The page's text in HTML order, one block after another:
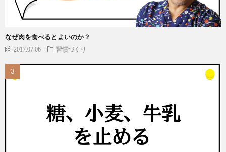
なぜ肉を食べるとよいのか？
2017.07.06 習慣づくり